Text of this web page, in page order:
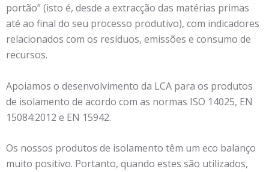
portão” (isto é, desde a extracção das matérias primas
até ao final do seu processo produtivo), com indicadores
relacionados com os resíduos, emissões e consumo de
recursos.
Apoiamos o desenvolvimento da LCA para os produtos
de isolamento de acordo com as normas ISO 14025, EN
15084:2012 e EN 15942.
Os nossos produtos de isolamento têm um eco balanço
muito positivo. Portanto, quando estes são utilizados,